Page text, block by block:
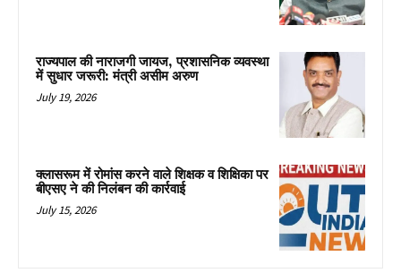
राज्यपाल की नाराजगी जायज, प्रशासनिक व्यवस्था
में सुधार जरूरी: मंत्री असीम अरुण
July 19, 2026
क्लासरूम में रोमांस करने वाले शिक्षक व शिक्षिका पर
बीएसए ने की निलंबन की कार्रवाई
July 15, 2026